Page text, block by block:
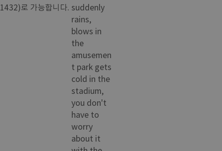
1432)로 가능합니다. suddenly
rains,
blows in
the
amusemen
t park gets
cold in the
stadium,
you don't
have to
worry
about it